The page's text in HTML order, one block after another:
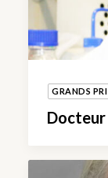
GRANDS
Docteur